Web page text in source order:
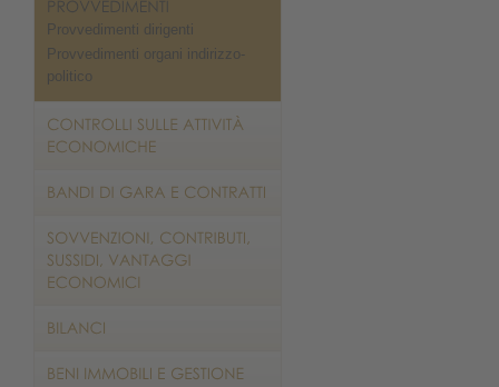
Provvedimenti dirigenti
Provvedimenti organi indirizzo-
politico